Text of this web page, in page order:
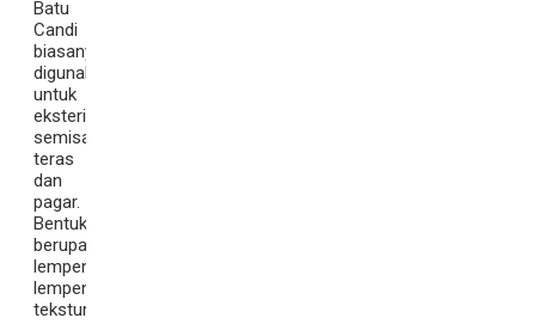
Batu
Candi
biasanya
digunakan
untuk
eksterior
semisal
teras
dan
pagar.
Bentuknya
berupa
lempengan-
lempengan,
tekstur